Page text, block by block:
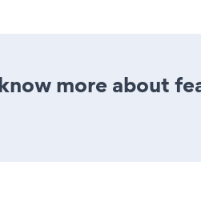
more about